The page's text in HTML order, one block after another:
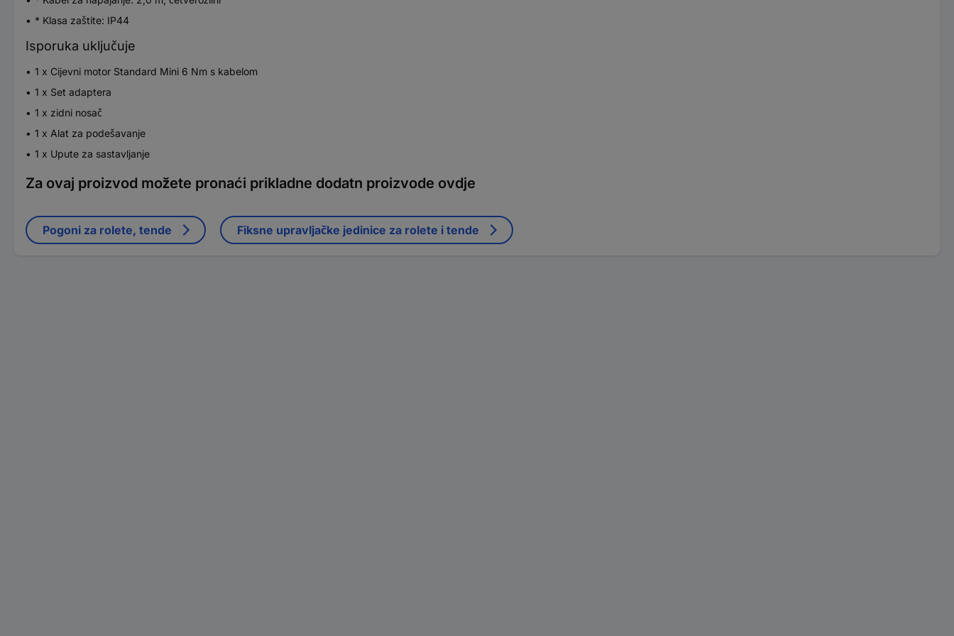
* Klasa zaštite: IP44
Isporuka uključuje
1 x Cijevni motor Standard Mini 6 Nm s kabelom
1 x Set adaptera
1 x zidni nosač
1 x Alat za podešavanje
1 x Upute za sastavljanje
Za ovaj proizvod možete pronaći prikladne dodatn proizvode ovdje
Pogoni za rolete, tende Fiksne upravljačke jedinice za rolete i tende